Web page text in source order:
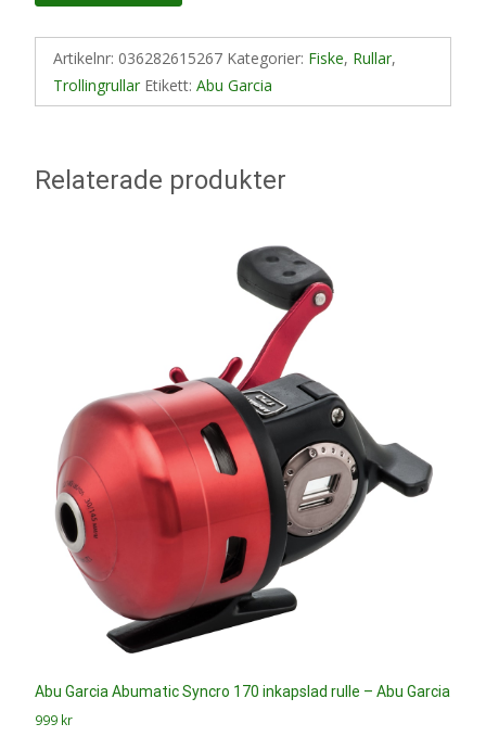
Artikelnr: 036282615267 Kategorier: Fiske, Rullar,
Trollingrullar Etikett: Abu Garcia
Relaterade produkter
Abu Garcia Abumatic Syncro 170 inkapslad rulle – Abu Garcia
999 kr